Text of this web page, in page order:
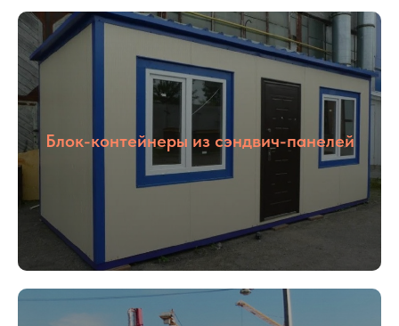
Блок-контейнеры из сэндвич-панелей
01 02
Собственное